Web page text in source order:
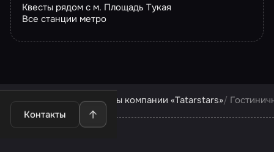
Квесты рядом с м. Площадь Тукая
Все станции метро
Контакты
Квесты в Казани Квесты компании «Tatarstars»